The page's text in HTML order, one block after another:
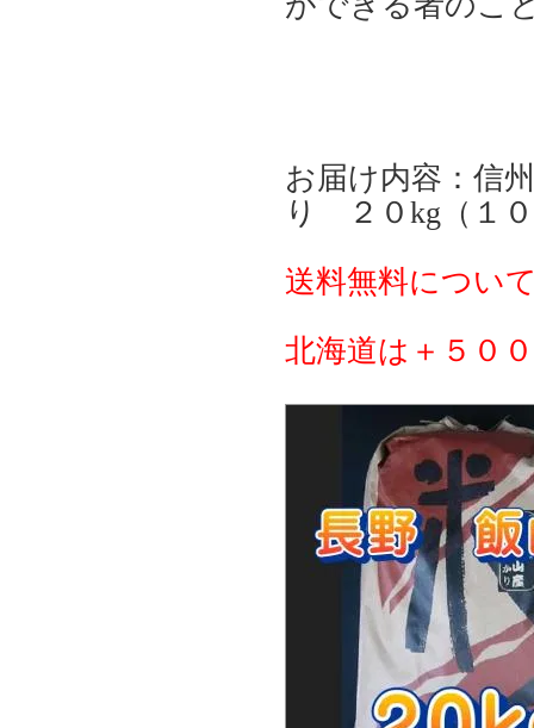
お届け内容：信
り ２０kg（１
送料無料につい
北海道は＋５０